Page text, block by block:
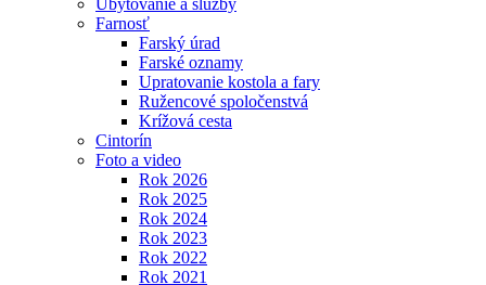
Ubytovanie a služby
Farnosť
Farský úrad
Farské oznamy
Upratovanie kostola a fary
Ružencové spoločenstvá
Krížová cesta
Cintorín
Foto a video
Rok 2026
Rok 2025
Rok 2024
Rok 2023
Rok 2022
Rok 2021